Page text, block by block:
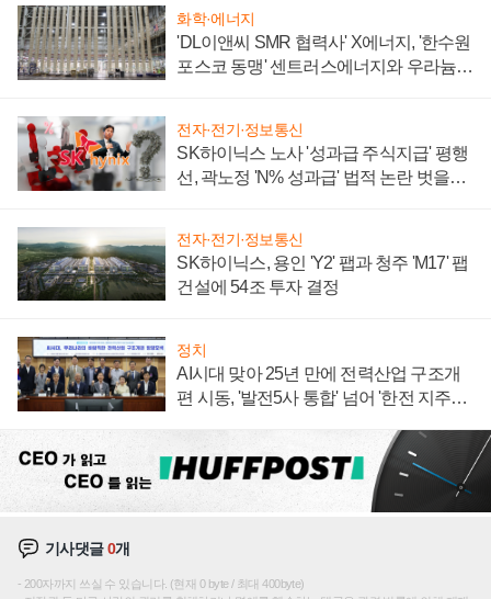
화학·에너지
'DL이앤씨 SMR 협력사' X에너지, '한수원
포스코 동맹' 센트러스에너지와 우라늄
전자·전기·정보통신
SK하이닉스 노사 '성과급 주식지급' 평행
선, 곽노정 'N% 성과급' 법적 논란 벗을지
전자·전기·정보통신
SK하이닉스, 용인 'Y2' 팹과 청주 'M17' 팹
건설에 54조 투자 결정
정치
AI시대 맞아 25년 만에 전력산업 구조개
편 시동, '발전5사 통합' 넘어 '한전 지주사'
기사댓글0개
200자까지 쓰실 수 있습니다. (현재 0 byte / 최대 400byte)